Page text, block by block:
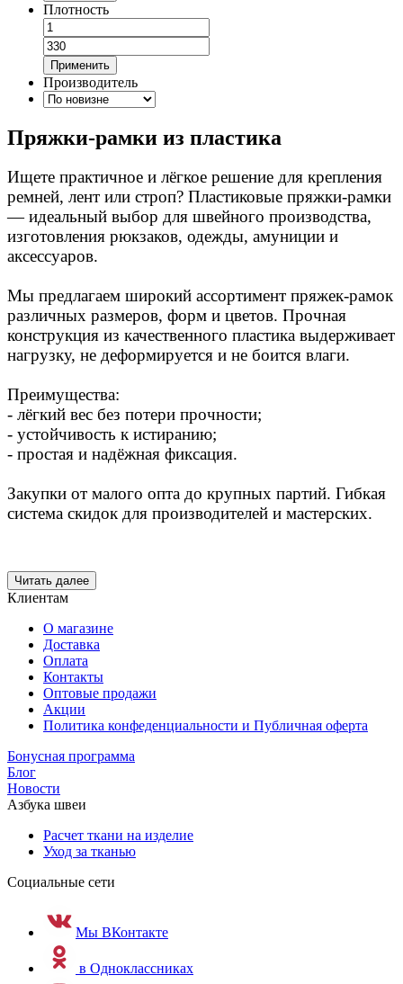
Плотность
Применить
Производитель
Пряжки-рамки из пластика
Ищете практичное и лёгкое решение для крепления
ремней, лент или строп? Пластиковые пряжки-рамки
— идеальный выбор для швейного производства,
изготовления рюкзаков, одежды, амуниции и
аксессуаров.
Мы предлагаем широкий ассортимент пряжек-рамок
различных размеров, форм и цветов. Прочная
конструкция из качественного пластика выдерживает
нагрузку, не деформируется и не боится влаги.
Преимущества:
- лёгкий вес без потери прочности;
- устойчивость к истиранию;
- простая и надёжная фиксация.
Закупки от малого опта до крупных партий. Гибкая
система скидок для производителей и мастерских.
Читать далее
Клиентам
О магазине
Доставка
Оплата
Контакты
Оптовые продажи
Акции
Политика конфеденциальности и Публичная оферта
Бонусная программа
Блог
Новости
Азбука швеи
Расчет ткани на изделие
Уход за тканью
Социальные сети
Мы ВКонтакте
в Одноклассниках